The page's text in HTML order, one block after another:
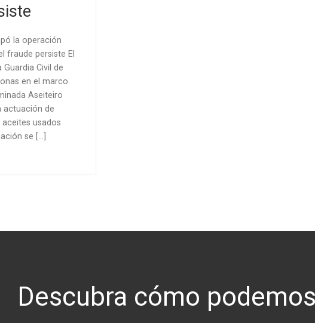
la operación
fraude persiste El
Civil de
en el marco
Aseiteiro
actuación de
usados
se […]
Descubra cómo